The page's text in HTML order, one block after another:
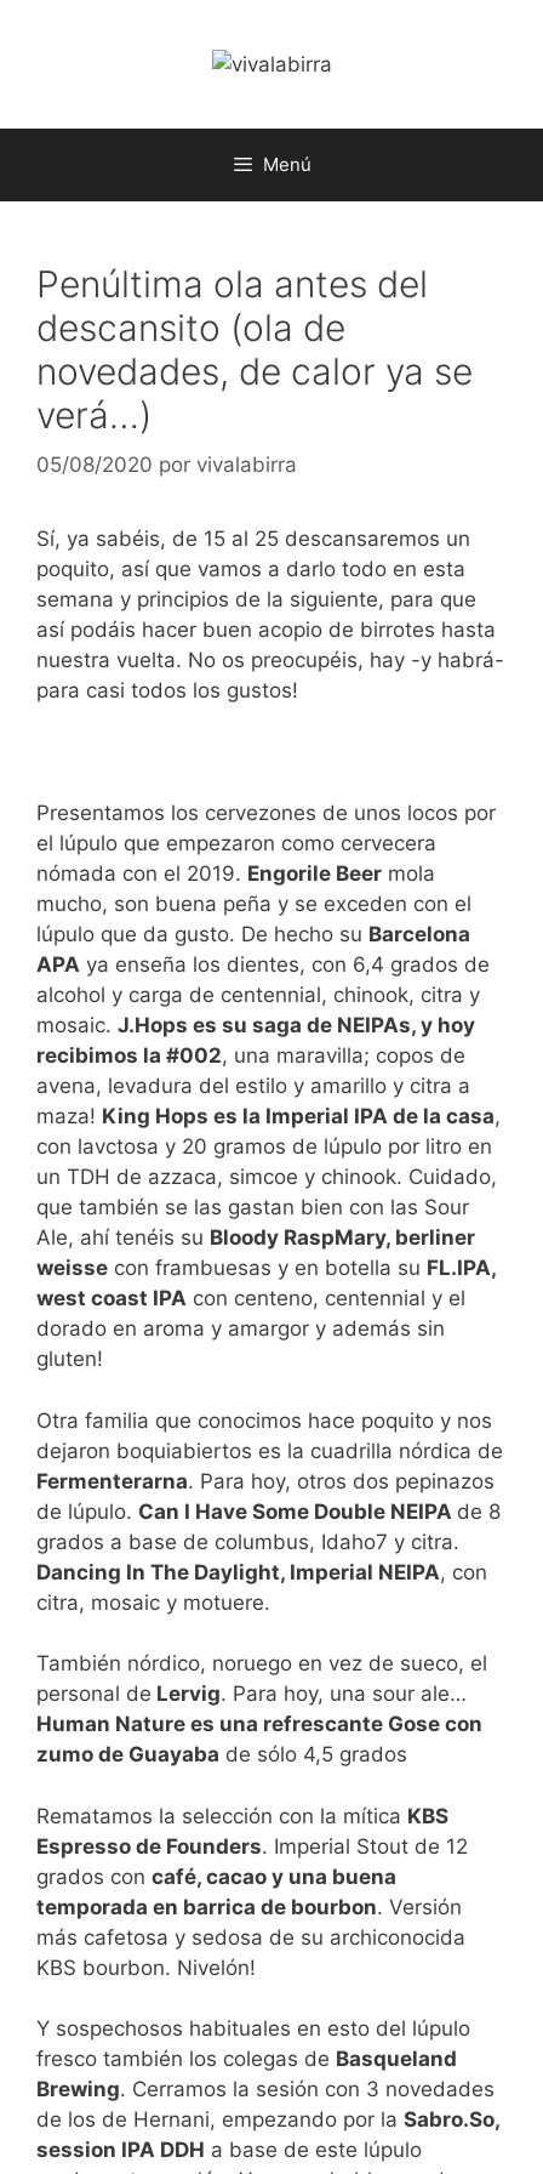
Menú
Penúltima ola antes del
descansito (ola de
novedades, de calor ya se
verá…)
05/08/2020 por vivalabirra
Sí, ya sabéis, de 15 al 25 descansaremos un
poquito, así que vamos a darlo todo en esta
semana y principios de la siguiente, para que
así podáis hacer buen acopio de birrotes hasta
nuestra vuelta. No os preocupéis, hay -y habrá-
para casi todos los gustos!
Presentamos los cervezones de unos locos por
el lúpulo que empezaron como cervecera
nómada con el 2019. Engorile Beer mola
mucho, son buena peña y se exceden con el
lúpulo que da gusto. De hecho su Barcelona
APA ya enseña los dientes, con 6,4 grados de
alcohol y carga de centennial, chinook, citra y
mosaic. J.Hops es su saga de NEIPAs, y hoy
recibimos la #002, una maravilla; copos de
avena, levadura del estilo y amarillo y citra a
maza! King Hops es la Imperial IPA de la casa,
con lavctosa y 20 gramos de lúpulo por litro en
un TDH de azzaca, simcoe y chinook. Cuidado,
que también se las gastan bien con las Sour
Ale, ahí tenéis su Bloody RaspMary, berliner
weisse con frambuesas y en botella su FL.IPA,
west coast IPA con centeno, centennial y el
dorado en aroma y amargor y además sin
gluten!
Otra familia que conocimos hace poquito y nos
dejaron boquiabiertos es la cuadrilla nórdica de
Fermenterarna. Para hoy, otros dos pepinazos
de lúpulo. Can I Have Some Double NEIPA de 8
grados a base de columbus, Idaho7 y citra.
Dancing In The Daylight, Imperial NEIPA, con
citra, mosaic y motuere.
También nórdico, noruego en vez de sueco, el
personal de Lervig. Para hoy, una sour ale…
Human Nature es una refrescante Gose con
zumo de Guayaba de sólo 4,5 grados
Rematamos la selección con la mítica KBS
Espresso de Founders. Imperial Stout de 12
grados con café, cacao y una buena
temporada en barrica de bourbon. Versión
más cafetosa y sedosa de su archiconocida
KBS bourbon. Nivelón!
Y sospechosos habituales en esto del lúpulo
fresco también los colegas de Basqueland
Brewing. Cerramos la sesión con 3 novedades
de los de Hernani, empezando por la Sabro.So,
session IPA DDH a base de este lúpulo